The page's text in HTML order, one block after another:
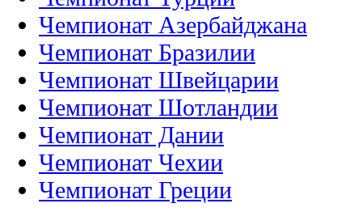
Чемпионат Азербайджана
Чемпионат Бразилии
Чемпионат Швейцарии
Чемпионат Шотландии
Чемпионат Дании
Чемпионат Чехии
Чемпионат Греции